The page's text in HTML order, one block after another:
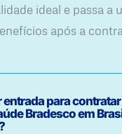
ideal e passa a
após a
entrada para
Bradesco em